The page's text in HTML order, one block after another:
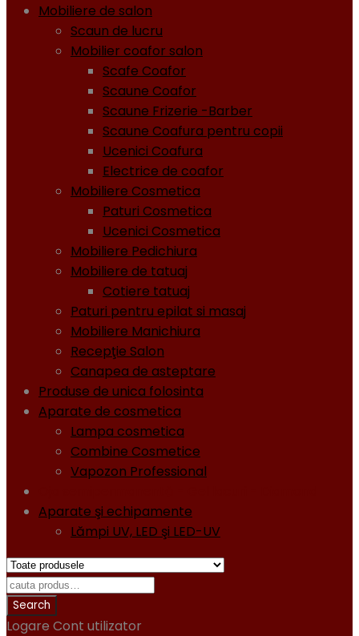
Mobiliere de salon
Scaun de lucru
Mobilier coafor salon
Scafe Coafor
Scaune Coafor
Scaune Frizerie -Barber
Scaune Coafura pentru copii
Ucenici Coafura
Electrice de coafor
Mobiliere Cosmetica
Paturi Cosmetica
Ucenici Cosmetica
Mobiliere Pedichiura
Mobiliere de tatuaj
Cotiere tatuaj
Paturi pentru epilat si masaj
Mobiliere Manichiura
Recepţie Salon
Canapea de asteptare
Produse de unica folosinta
Aparate de cosmetica
Lampa cosmetica
Combine Cosmetice
Vapozon Professional
Aparate şi echipamente
Lămpi UV, LED şi LED-UV
Logare Cont utilizator